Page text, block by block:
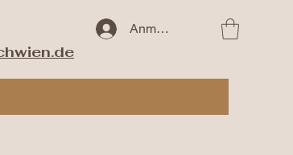
Anmelden